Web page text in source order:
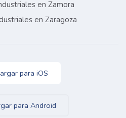
en Zamora
en Zaragoza
para iOS
para Android